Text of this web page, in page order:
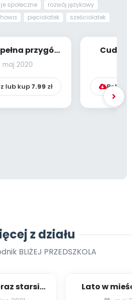
społeczne
rozwój językowy
pięciolatek sześciolatek
przygód
starsze -
4]...
maj 2020
lub kup 7.99 zł
Cuda
Pobierz
z działu
BLIŻEJ PRZEDSZKOLA
starsi -
Lato w
dzieci